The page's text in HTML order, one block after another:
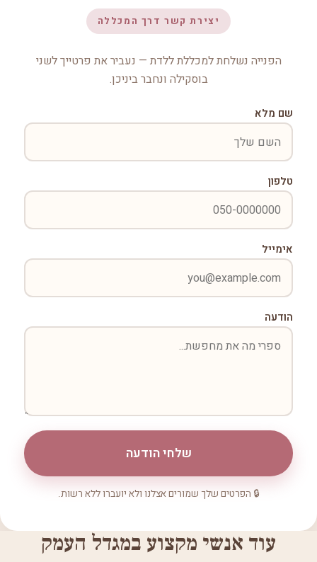
יצירת קשר דרך המכללה
הפנייה נשלחת למכללת ללדת — נעביר את פרטייך לשני
בוסקילה ונחבר ביניכן.
שם מלא
טלפון
אימייל
הודעה
שלחי הודעה
🔒 הפרטים שלך שמורים אצלנו ולא יועברו ללא רשות.
עוד אנשי מקצוע במגדל העמק